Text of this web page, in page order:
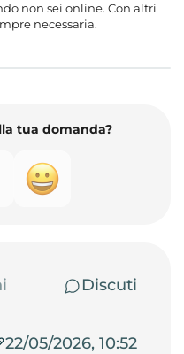
non sei online. Con altri
necessaria.
tua domanda?
Discuti
22/05/2026, 10:52